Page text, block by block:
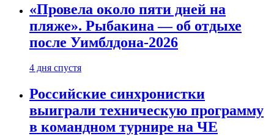
«Провела около пяти дней на
пляже». Рыбакина — об отдыхе
после Уимблдона-2026
4 дня спустя
Российские синхронистки
выиграли техническую программу
в командном турнире на ЧЕ